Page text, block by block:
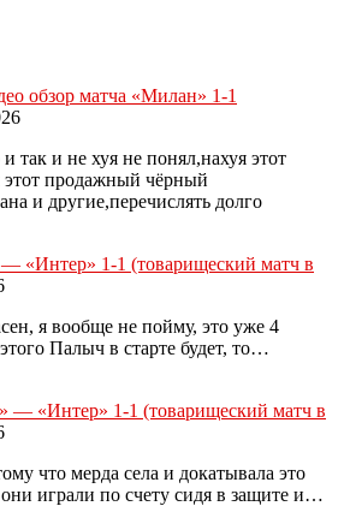
обзор матча «Милан» 1-1
так и не хуя не понял,нахуя этот
продажный чёрный
и другие,перечислять долго
«Интер» 1-1 (товарищеский матч в
я вообще не пойму, это уже 4
Палыч в старте будет, то…
— «Интер» 1-1 (товарищеский матч в
что мерда села и докатывала это
они играли по счету сидя в защите и…